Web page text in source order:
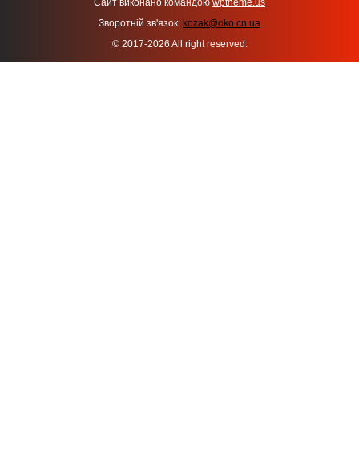
Сайт виконано командою wptheme.us
Зворотній зв'язок: kozak@oko.cn.ua
© 2017-2026 All right reserved.